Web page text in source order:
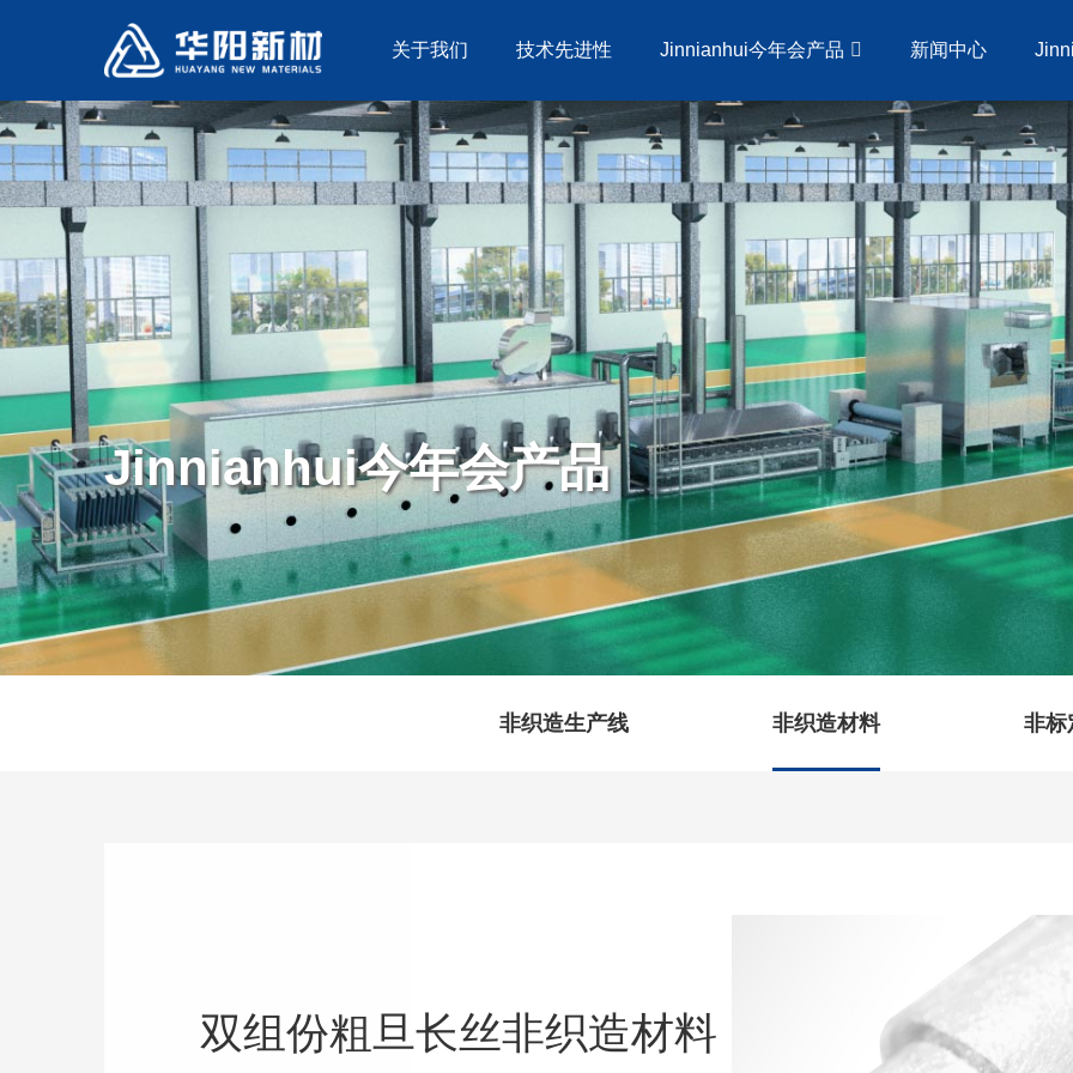
关于我们 技术先进性 Jinnianhui今年会产品 新闻中心
Jinnianhui今年会产品
非织造生产线 非织造材料 非标
双组份粗旦长丝非织造材料